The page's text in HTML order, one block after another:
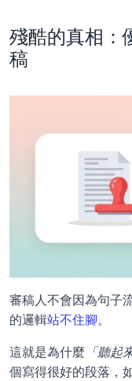
殘酷的真相：
稿
審稿人不會因為句子
的邏輯站不住腳。
這就是為什麼 「聽起
個寫得很好的段落，